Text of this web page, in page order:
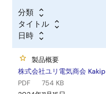
分類
タイトル
日時
製品概要
株式会社ユリ電気商会 Kakip
PDF
754 KB